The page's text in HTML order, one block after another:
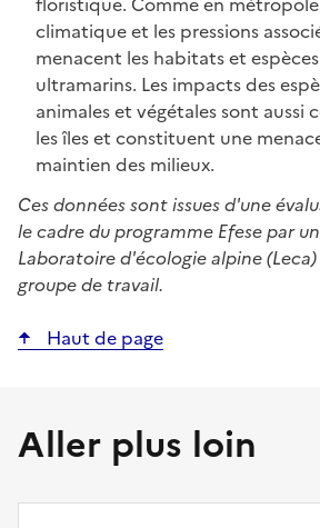
climatique et les pressions
menacent les habitats et
ultramarins. Les impacts des
animales et végétales sont aussi
les îles et constituent une
maintien des milieux.
Ces données sont issues d'une
le cadre du programme Efese par
Laboratoire d'écologie alpine (Leca)
groupe de travail.
Haut de page
Aller plus loin